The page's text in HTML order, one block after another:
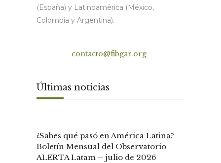
(España) y Latinoamérica (México,
Colombia y Argentina).
contacto@fibgar.org
Últimas noticias
¿Sabes qué pasó en América Latina?
Boletín Mensual del Observatorio
ALERTA Latam – julio de 2026